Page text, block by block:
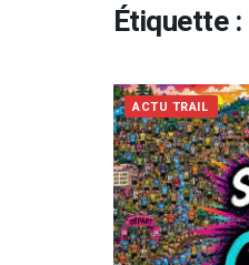
Étiquette :
ACTU TRAIL